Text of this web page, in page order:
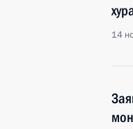
14